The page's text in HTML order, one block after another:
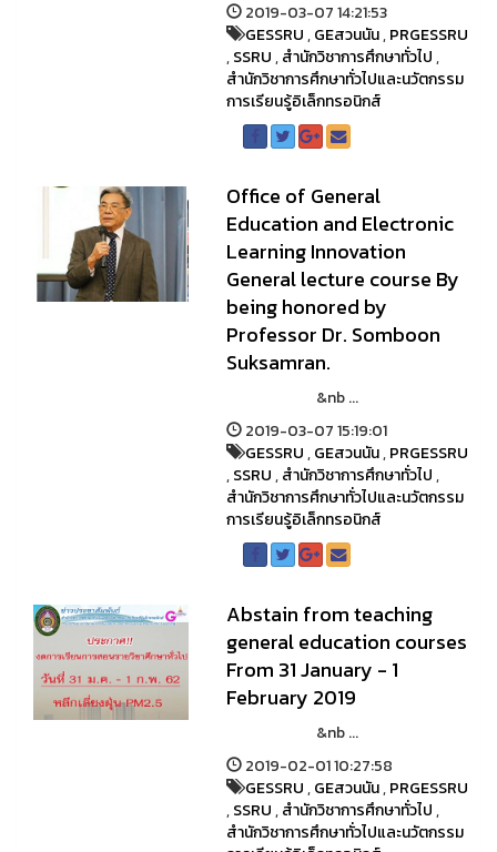
2019-03-07 14:21:53
GESSRU,GEสวนนัน,PRGESSRU
,SSRU,สำนักวิชาการศึกษาทั่วไป,
สำนักวิชาการศึกษาทั่วไปและนวัตกรรม
การเรียนรู้อิเล็กทรอนิกส์
Office of General
Education and Electronic
Learning Innovation
General lecture course By
being honored by
Professor Dr. Somboon
Suksamran.
&nb ...
2019-03-07 15:19:01
GESSRU,GEสวนนัน,PRGESSRU
,SSRU,สำนักวิชาการศึกษาทั่วไป,
สำนักวิชาการศึกษาทั่วไปและนวัตกรรม
การเรียนรู้อิเล็กทรอนิกส์
Abstain from teaching
general education courses
From 31 January - 1
February 2019
&nb ...
2019-02-01 10:27:58
GESSRU,GEสวนนัน,PRGESSRU
,SSRU,สำนักวิชาการศึกษาทั่วไป,
สำนักวิชาการศึกษาทั่วไปและนวัตกรรม